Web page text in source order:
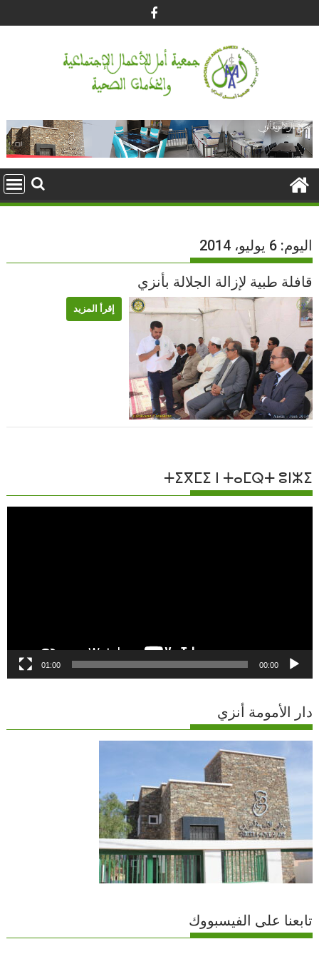
to
اليوم:6 يوليو، 2014
قافلة طبية لإزالة الجلالة بأنزي
إقرأ المزيد
ⵜⵉⴳⵎⵉ ⵏ ⵜⴰⵎⵕⵜ ⵓⵏⵣⵉ
00:00
01:00
دار الأمومة أنزي
تابعنا على الفيسبووك